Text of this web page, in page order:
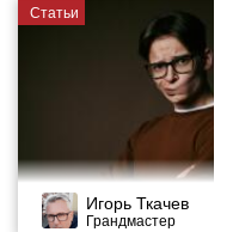
Статьи
Игорь Ткачев
Грандмастер